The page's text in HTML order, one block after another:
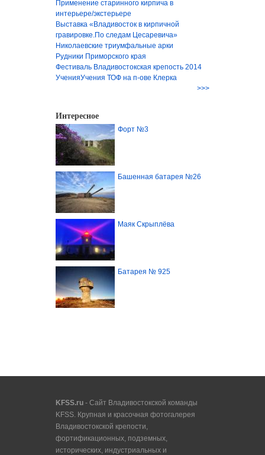
Применение старинного кирпича в
интерьере/экстерьере
Выставка «Владивосток в кирпичной
гравировке.По следам Цесаревича»
Николаевские триумфальные арки
Рудники Приморского края
Фестиваль Владивостокская крепость 2014
УченияУчения ТОФ на п-ове Клерка
>>>
Интересное
Форт №3
Башенная батарея №26
Маяк Скрыплёва
Батарея № 925
KFSS.ru - Сайт Владивостокской команды
KFSS. Крупная и красочная фотогалерея
Владивостокской крепости,
фортификационных, подземных,
исторических, индустриальных и